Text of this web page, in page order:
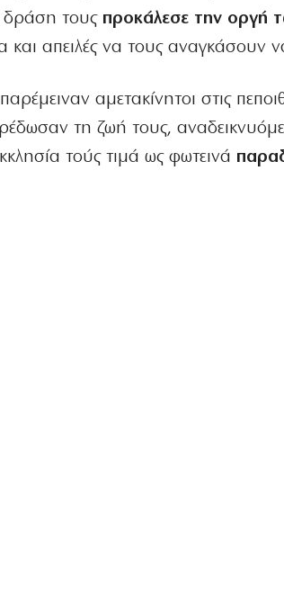
δράση τους προκάλεσε την οργή
και απειλές να τους αναγκάσουν
παρέμειναν αμετακίνητοι στις
τη ζωή τους,
τούς τιμά ως φωτεινά